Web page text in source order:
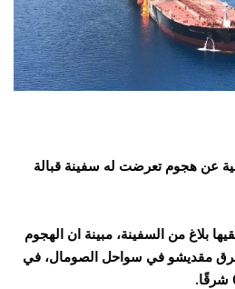
عن هجوم تعرضت له سفينة قبالة
بلاغ من السفينة، مبينة ان الهجوم
بحرية شرق مقديشو في سواحل الصومال، في